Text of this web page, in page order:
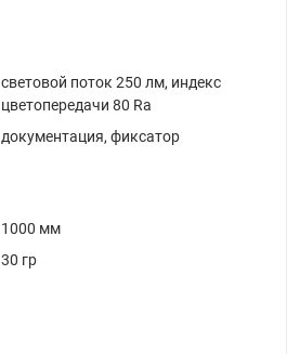
световой поток 250 лм, индекс
цветопередачи 80 Ra
документация, фиксатор
1000 мм
30 гр